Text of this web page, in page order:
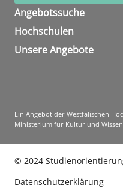
Angebotssuche
Hochschulen
Unsere Angebote
Ein Angebot der Westfälischen
Ministerium für Kultur und
© 2024
Datenschutzerklärung